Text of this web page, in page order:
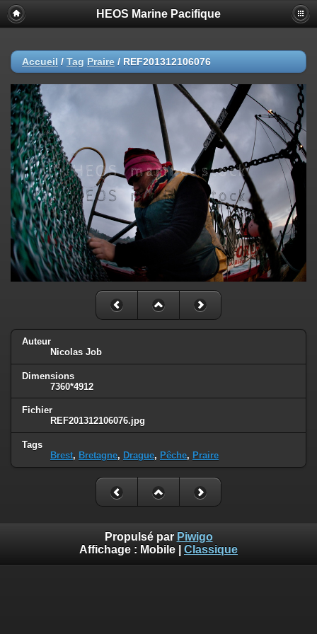
HEOS Marine Pacifique
Accueil / Tag Praire / REF201312106076
Auteur
Nicolas Job
Dimensions
7360*4912
Fichier
REF201312106076.jpg
Tags
Brest, Bretagne, Drague, Pêche, Praire
Propulsé par Piwigo
Affichage : Mobile Classique